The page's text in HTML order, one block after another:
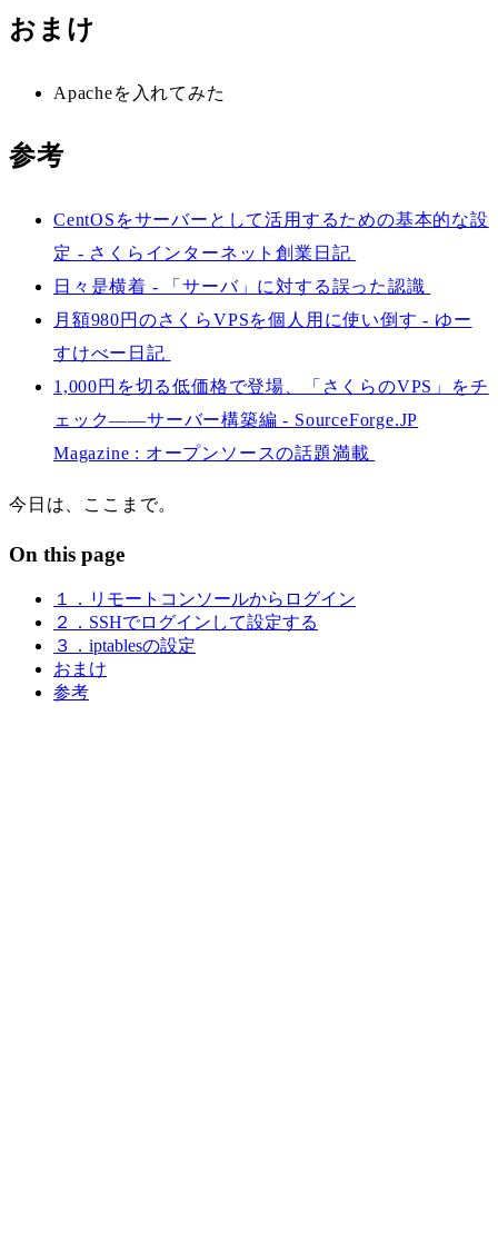
おまけ
Apacheを入れてみた
参考
CentOSをサーバーとして活用するための基本的な設
定 - さくらインターネット創業日記
日々是横着 - 「サーバ」に対する誤った認識
月額980円のさくらVPSを個人用に使い倒す - ゆー
すけべー日記
1,000円を切る低価格で登場、「さくらのVPS」をチ
ェック――サーバー構築編 - SourceForge.JP
Magazine : オープンソースの話題満載
今日は、ここまで。
On this page
１．リモートコンソールからログイン
２．SSHでログインして設定する
３．iptablesの設定
おまけ
参考